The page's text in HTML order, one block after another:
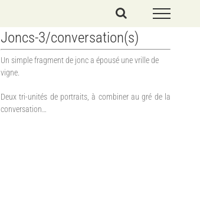
Joncs-3/conversation(s)
Un simple fragment de jonc a épousé une vrille de
vigne.
Deux tri-unités de portraits, à combiner au gré de la
conversation…